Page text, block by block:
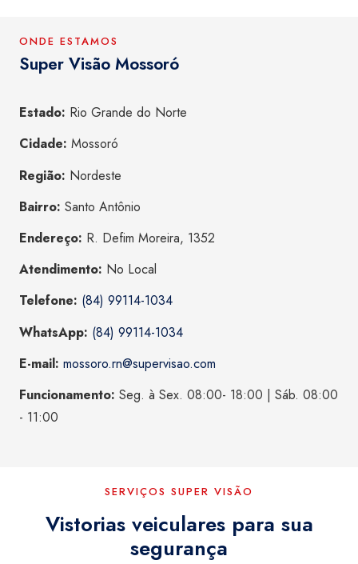
ONDE ESTAMOS
Super Visão Mossoró
Estado: Rio Grande do Norte
Cidade: Mossoró
Região: Nordeste
Bairro: Santo Antônio
Endereço: R. Defim Moreira, 1352
Atendimento: No Local
Telefone: (84) 99114-1034
WhatsApp: (84) 99114-1034
E-mail: mossoro.rn@supervisao.com
Funcionamento: Seg. à Sex. 08:00- 18:00 | Sáb. 08:00
- 11:00
SERVIÇOS SUPER VISÃO
Vistorias veiculares para sua
segurança